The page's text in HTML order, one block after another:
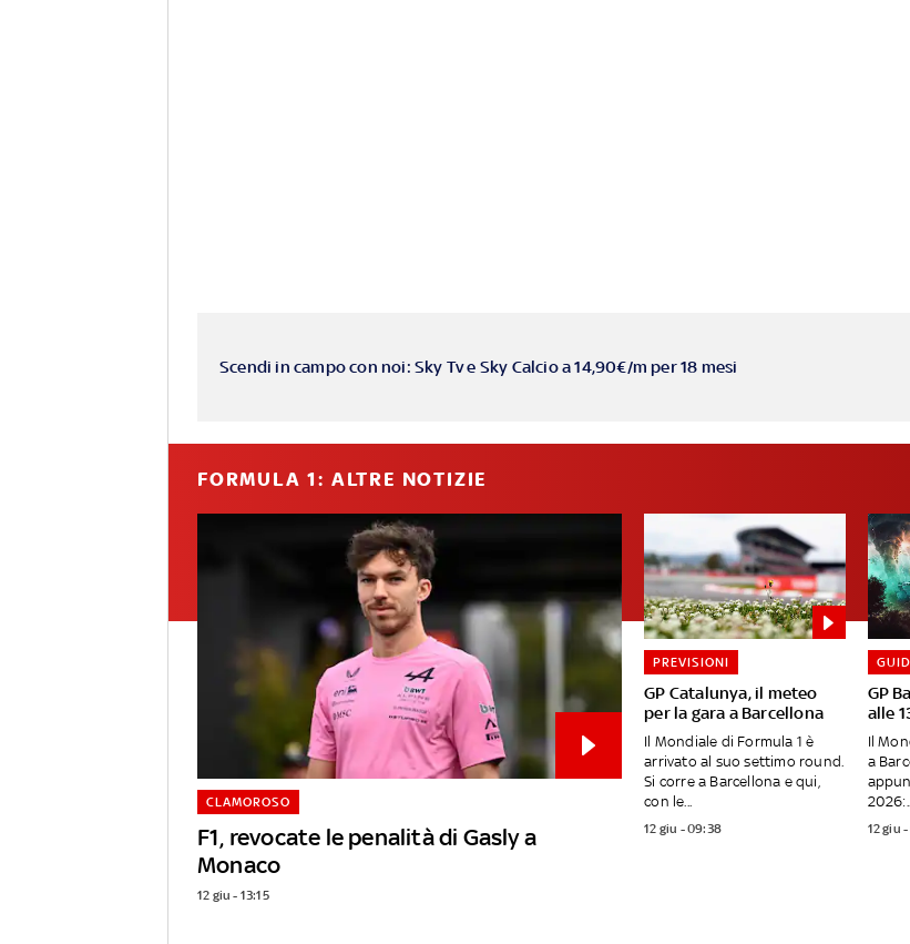
Scendi in campo con noi: Sky Tv e Sky Calcio a 14,90€/m per 18 mesi
FORMULA 1: ALTRE NOTIZIE
F1, revocate le penalità di Gasly a
Monaco
CLAMOROSO
12 giu - 13:15
GP Catalunya, il meteo
per la gara a Barcellona
PREVISIONI
Il Mondiale di Formula 1 è
arrivato al suo settimo round.
Si corre a Barcellona e qui,
con le...
12 giu - 09:38
GP
alle
Il
a
12 giu